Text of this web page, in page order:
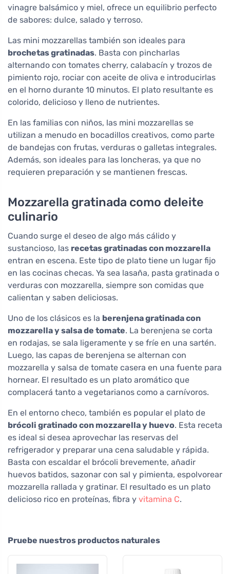
vinagre balsámico y miel, ofrece un equilibrio perfecto
de sabores: dulce, salado y terroso.
Las mini mozzarellas también son ideales para
brochetas gratinadas. Basta con pincharlas
alternando con tomates cherry, calabacín y trozos de
pimiento rojo, rociar con aceite de oliva e introducirlas
en el horno durante 10 minutos. El plato resultante es
colorido, delicioso y lleno de nutrientes.
En las familias con niños, las mini mozzarellas se
utilizan a menudo en bocadillos creativos, como parte
de bandejas con frutas, verduras o galletas integrales.
Además, son ideales para las loncheras, ya que no
requieren preparación y se mantienen frescas.
Mozzarella gratinada como deleite
culinario
Cuando surge el deseo de algo más cálido y
sustancioso, las recetas gratinadas con mozzarella
entran en escena. Este tipo de plato tiene un lugar fijo
en las cocinas checas. Ya sea lasaña, pasta gratinada o
verduras con mozzarella, siempre son comidas que
calientan y saben deliciosas.
Uno de los clásicos es la berenjena gratinada con
mozzarella y salsa de tomate. La berenjena se corta
en rodajas, se sala ligeramente y se fríe en una sartén.
Luego, las capas de berenjena se alternan con
mozzarella y salsa de tomate casera en una fuente para
hornear. El resultado es un plato aromático que
complacerá tanto a vegetarianos como a carnívoros.
En el entorno checo, también es popular el plato de
brócoli gratinado con mozzarella y huevo. Esta receta
es ideal si desea aprovechar las reservas del
refrigerador y preparar una cena saludable y rápida.
Basta con escaldar el brócoli brevemente, añadir
huevos batidos, sazonar con sal y pimienta, espolvorear
mozzarella rallada y gratinar. El resultado es un plato
delicioso rico en proteínas, fibra y vitamina C.
Pruebe nuestros productos naturales